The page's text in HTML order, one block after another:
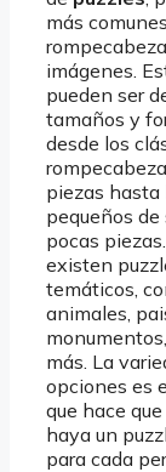
más
imágenes.
pueden ser
tamaños y
desde los
piezas hasta
pequeños de
pocas
existen
temáticos,
animales,
más. La
opciones es
que hace
haya un
para cada